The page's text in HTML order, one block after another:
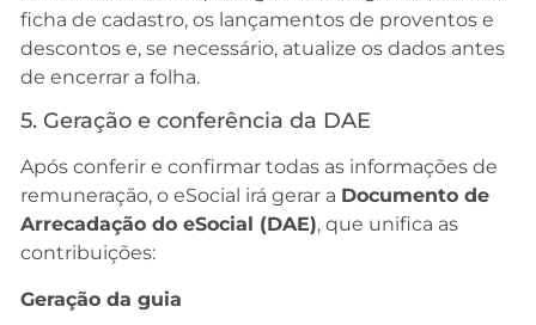
ficha de cadastro, os lançamentos de proventos e
descontos e, se necessário, atualize os dados antes
de encerrar a folha.
5. Geração e conferência da DAE
Após conferir e confirmar todas as informações de
remuneração, o eSocial irá gerar a Documento de
Arrecadação do eSocial (DAE), que unifica as
contribuições:
Geração da guia